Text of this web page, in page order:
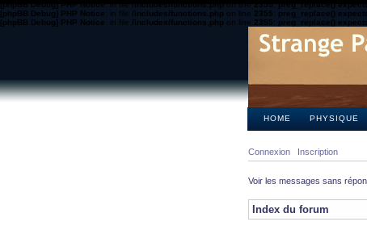
[phpBB Debug] PHP Notice: in file/includes/functions.phpon line2355:preg_replace()
[phpBB Debug] PHP Notice: in file /includes/functions.php on line 2355: preg_replace()
[phpBB Debug] PHP Notice: in file /includes/functions.php on line 2355: preg_replace()
HOME PHYSIQUE
Connexion Inscription
Voir les messages sans
Index du forum